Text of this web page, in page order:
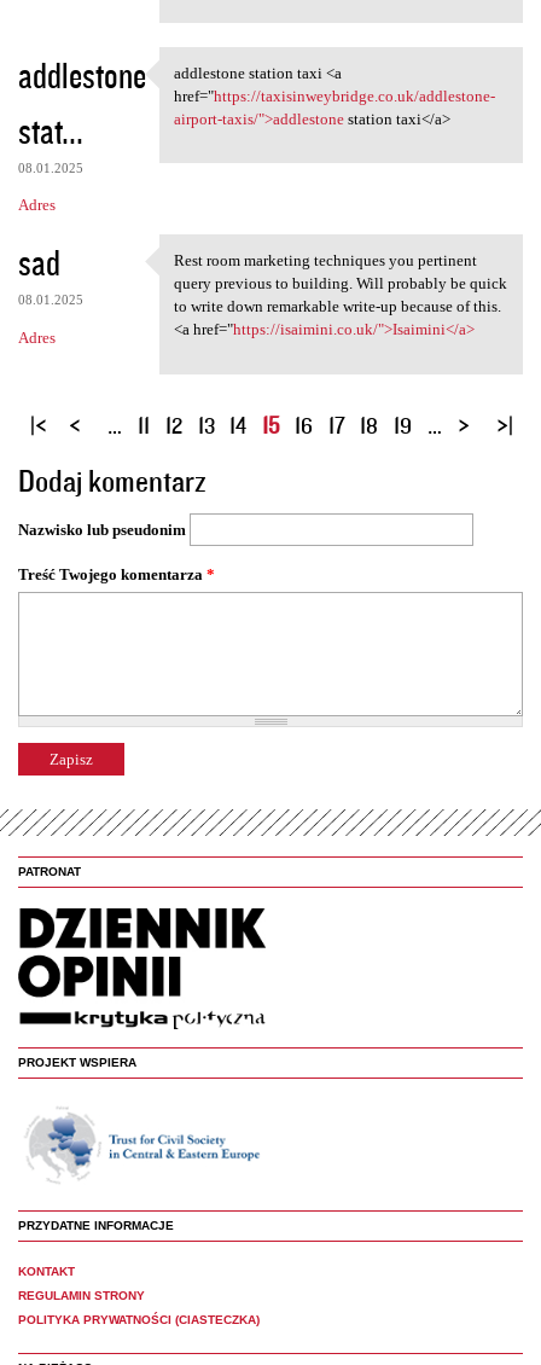
addlestone
stat...
08.01.2025
Adres
addlestone station taxi <a
addlestone station taxi <a
href="https://taxisinweybridge.co.uk/addlestone-
airport-taxis/">addlestonestation taxi</a>
sad
08.01.2025
Adres
Rest room marketing
Rest room marketing techniques you pertinent
query previous to building. Will probably be quick
to write down remarkable write-up because of this.
<a href="https://isaimini.co.uk/">Isaimini</a>
S
r
o
n
y
… 11 12 13 14 15 16 17 18 19 …
Dodaj komentarz
Nazwisko lub pseudonim
Treść Twojego komentarza *
PATRONAT
PROJEKT WSPIERA
PRZYDATNE INFORMACJE
KONTAKT
REGULAMIN STRONY
POLITYKA PRYWATNOŚCI (CIASTECZKA)